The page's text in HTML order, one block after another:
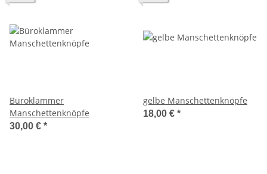
Büroklammer
Manschettenknöpfe
30,00 € *
gelbe Manschettenknöpfe
18,00 € *